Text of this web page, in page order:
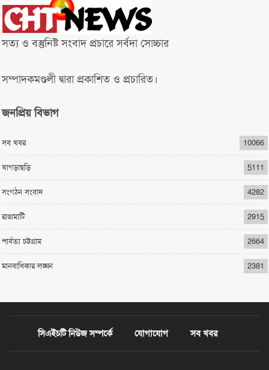
সত্য ও বস্তুনিষ্ট সংবাদ প্রচারে সর্বদা সোচ্চার
সম্পাদকমণ্ডলী দ্বারা প্রকাশিত ও প্রচারিত।
জনপ্রিয় বিভাগ
সব খবর 10066
খাগড়াছড়ি 5111
সংগঠন সংবাদ 4282
রাঙামাটি 2915
পার্বত্য চট্টগ্রাম 2664
মানবাধিকার লঙ্ঘন 2381
সিএইচটি নিউজ সম্পর্কে যোগাযোগ সব খবর